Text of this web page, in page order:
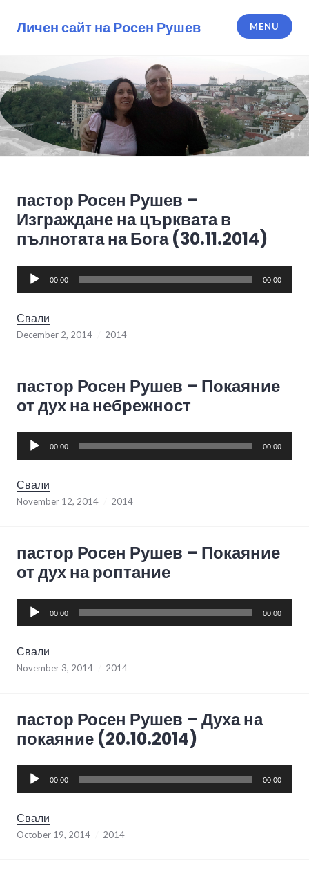
Личен сайт на Росен Рушев MENU
пастор Росен Рушев –
Изграждане на църквата в
пълнотата на Бога (30.11.2014)
Audio
00:00 00:00
Свали
December 2, 2014 2014
пастор Росен Рушев – Покаяние
от дух на небрежност
Audio
00:00 00:00
Свали
November 12, 2014 2014
пастор Росен Рушев – Покаяние
от дух на роптание
Audio
00:00 00:00
Свали
November 3, 2014 2014
пастор Росен Рушев – Духа на
покаяние (20.10.2014)
Audio
00:00 00:00
Свали
October 19, 2014 2014